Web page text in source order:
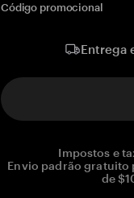
Código promocional
Entrega
Impostos e
Envio padrão gratuito
de